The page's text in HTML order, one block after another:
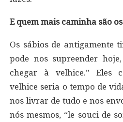
E quem mais caminha são
Os sábios de antigamente
pode nos supreender
chegar à velhice.” Eles
velhice seria o tempo de
nos livrar de tudo e nos
nós mesmos, “le souci de